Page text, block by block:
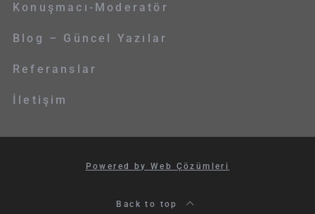
Konuşmacı-Moderatör
Blog – Güncel Yazılar
Referanslar
İletişim
Powered by Web Çözümleri
Back to top